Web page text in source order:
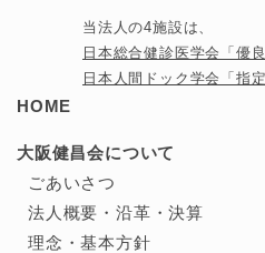
当法人の4施設は、
日本総合健診医学会「優
日本人間ドック学会「指
HOME
大阪健昌会について
ごあいさつ
法人概要・沿革・決算
理念・基本方針